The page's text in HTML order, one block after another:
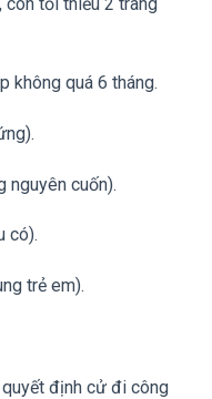
không quá 6 tháng.
nguyên cuốn).
có).
trẻ em).
định cử đi công